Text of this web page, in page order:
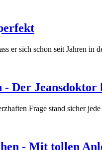
er sich schon seit Jahren
- Der
Frage stand sicher
- Mit tollen